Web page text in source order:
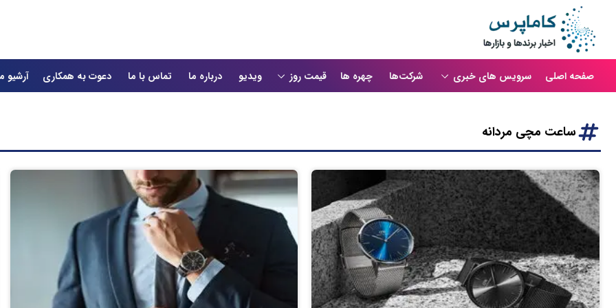
صفحه اصلی سرویس های خبری شرکت‌ها چهره ها قیمت روز ویدیو درباره ما تماس با ما دعوت به همکاری آرشیو
ساعت مچی مردانه